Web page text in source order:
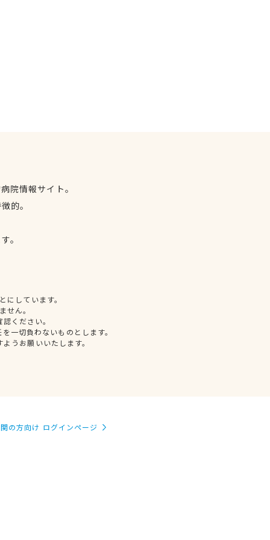
院情報サイト。
的。
。
しています。
せん。
ください。
一切負わないものとします。
うお願いいたします。
の方向け ログインページ